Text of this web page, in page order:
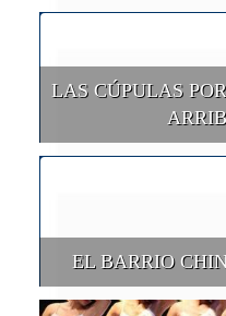
LAS CÚPULAS
EL BARRIO